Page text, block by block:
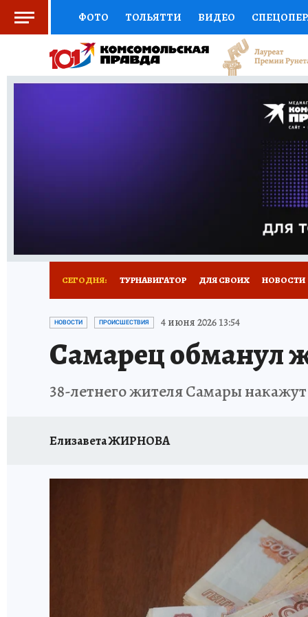
ФОТО ТОЛЬЯТТИ ВИДЕО
СОЦПОДДЕРЖКА НАУКА СПОРТ
ВЫБОР ЭКСПЕРТОВ ДОКТОР
ПРОГНОЗЫ НА СПОРТ
СЕГОДНЯ: ТУРНАВИГАТОР ДЛЯ СВОИХ НОВОСТИ
НАДЕЖНЫЕ РАБОТОДАТЕЛИ
НОВЫЙ ГОД В САМАРЕ КП В МАХ
КУЙБЫШЕВ - ФРОНТУ ИТОГИ ГОДА-2024
НОВОСТИ ПРОИСШЕСТВИЯ 4 июня 2026 13:54
Самарец обманул
38-летнего жителя Самары
Елизавета ЖИРНОВА